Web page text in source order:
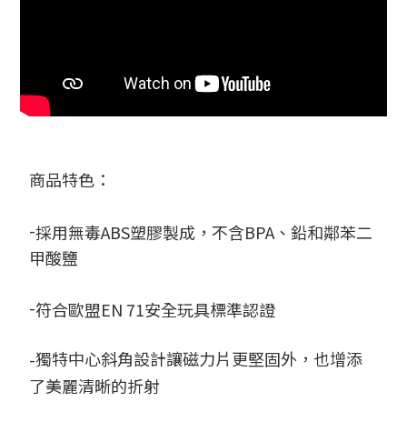
商品特色：
-採用無毒ABS塑膠製成，不含BPA 、鉛和鄰苯二
甲酸鹽
-符合歐盟EN 71安全玩具標準認證
-獨特中心斜角設計讓磁力片更堅固外，也增添
了美麗清晰的折射